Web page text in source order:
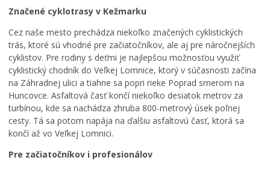
Značené cyklotrasy v Kežmarku
Cez naše mesto prechádza niekoľko značených cyklistických
trás, ktoré sú vhodné pre začiatočníkov, ale aj pre náročnejších
cyklistov. Pre rodiny s deťmi je najlepšou možnosťou využiť
cyklistický chodník do Veľkej Lomnice, ktorý v súčasnosti začína
na Záhradnej ulici a tiahne sa popri rieke Poprad smerom na
Huncovce. Asfaltová časť končí niekoľko desiatok metrov za
turbínou, kde sa nachádza zhruba 800-metrový úsek poľnej
cesty. Tá sa potom napája na ďalšiu asfaltovú časť, ktorá sa
končí až vo Veľkej Lomnici.
Pre začiatočníkov i profesionálov
J
u
h
e
P
r
c